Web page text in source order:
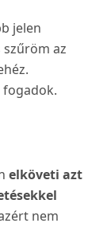
jelen
az
fogadok.
elköveti azt
nem